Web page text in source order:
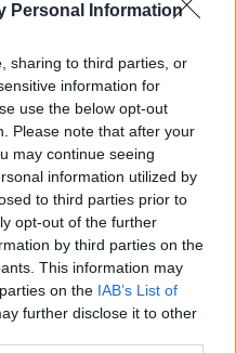
Personal Information
sharing to third parties, or
information for
use the below opt-out
Please note that after your
may continue seeing
information utilized by
to third parties prior to
opt-out of the further
by third parties on the
This information may
on the IAB’s List of
further disclose it to other
τον μονάκριβο
– Φωτογραφίες